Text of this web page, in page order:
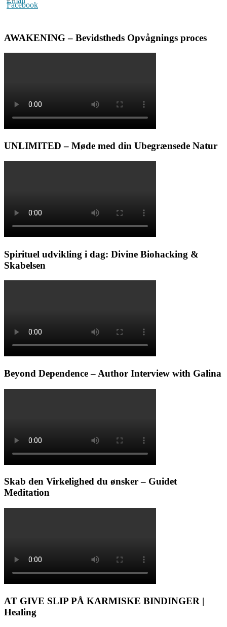
AWAKENING – Bevidstheds Opvågnings proces
UNLIMITED – Møde med din Ubegrænsede Natur
Spirituel udvikling i dag: Divine Biohacking &
Skabelsen
Beyond Dependence – Author Interview with Galina
Skab den Virkelighed du ønsker – Guidet
Meditation
AT GIVE SLIP PÅ KARMISKE BINDINGER |
Healing